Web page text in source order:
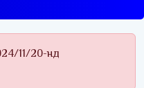
11/20-нд